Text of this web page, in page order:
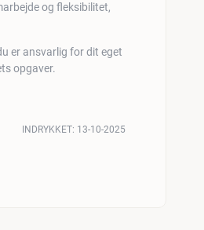
og fleksibilitet,
er ansvarlig for dit eget
opgaver.
INDRYKKET: 13-10-2025